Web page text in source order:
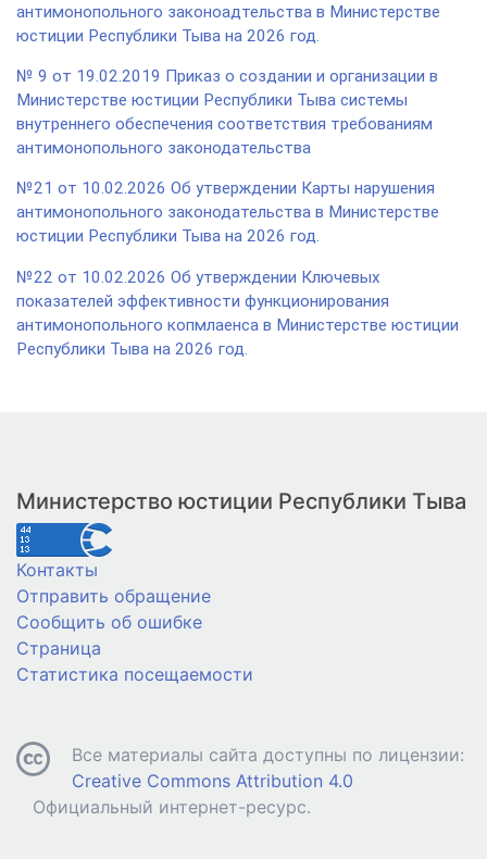
антимонопольного законоадтельства в Министерстве
юстиции Республики Тыва на 2026 год.
№ 9 от 19.02.2019 Приказ о создании и организации в
Министерстве юстиции Республики Тыва системы
внутреннего обеспечения соответствия требованиям
антимонопольного законодательства
№21 от 10.02.2026 Об утверждении Карты нарушения
антимонопольного законодательства в Министерстве
юстиции Республики Тыва на 2026 год.
№22 от 10.02.2026 Об утверждении Ключевых
показателей эффективности функционирования
антимонопольного копмлаенса в Министерстве юстиции
Республики Тыва на 2026 год.
Министерство юстиции Республики Тыва
Контакты
Отправить обращение
Сообщить об ошибке
Страница
Статистика посещаемости
Все материалы сайта доступны по лицензии:
Creative Commons Attribution 4.0
Официальный интернет-ресурс.